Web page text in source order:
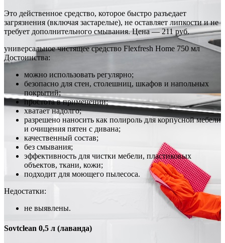
Это действенное средство, которое быстро разъедает
загрязнения (включая застарелые), не оставляет липкости и не
требует дополнительного смывания. Цена — 211 руб.
универсальное чистящее средство Flexfresh Home 750 мл
Достоинства:
можно использовать регулярно;
безопасно для стен, столешниц, шкафов и напольных
покрытий;
простота в применении;
хватает надолго;
разрешено наносить как полироль для корпусной мебели
и очищения пятен с дивана;
качественный состав;
без смывания;
эффективность для чистки мебели, пластиковых
объектов, ткани, кожи;
подходит для моющего пылесоса.
Недостатки:
не выявлены.
Sovtclean 0,5 л (лаванда)